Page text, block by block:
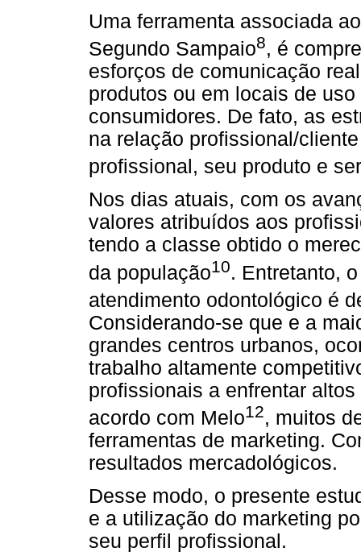
Uma ferramenta associada
Segundo Sampaio8, é
esforços de comunicação
produtos ou em locais de
consumidores. De fato, as
na relação profissional/
profissional, seu produto e
Nos dias atuais, com os
valores atribuídos aos
tendo a classe obtido o
da população10. Entretanto,
atendimento odontológico é
Considerando-se que e a
grandes centros urbanos,
trabalho altamente
profissionais a enfrentar
acordo com Melo12, muitos
ferramentas de marketing.
resultados mercadológicos.
Desse modo, o presente
e a utilização do marketing
seu perfil profissional.